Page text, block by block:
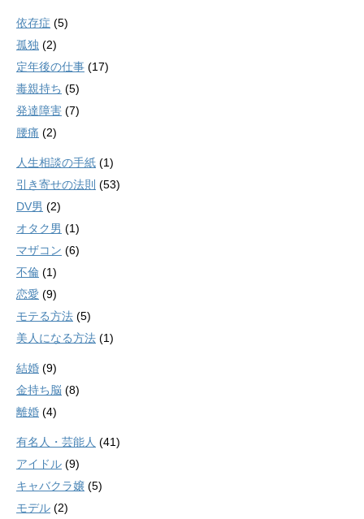
依存症 (5)
孤独 (2)
定年後の仕事 (17)
毒親持ち (5)
発達障害 (7)
腰痛 (2)
人生相談の手紙 (1)
引き寄せの法則 (53)
DV男 (2)
オタク男 (1)
マザコン (6)
不倫 (1)
恋愛 (9)
モテる方法 (5)
美人になる方法 (1)
結婚 (9)
金持ち脳 (8)
離婚 (4)
有名人・芸能人 (41)
アイドル (9)
キャバクラ嬢 (5)
モデル (2)